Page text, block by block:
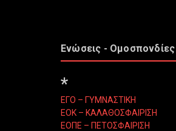
Ενώσεις - Ομοσπονδίες
*
ΕΓΟ – ΓΥΜΝΑΣΤΙΚΗ
ΕΟΚ – ΚΑΛΑΘΟΣΦΑΙΡΙΣΗ
ΕΟΠΕ – ΠΕΤΟΣΦΑΙΡΙΣΗ